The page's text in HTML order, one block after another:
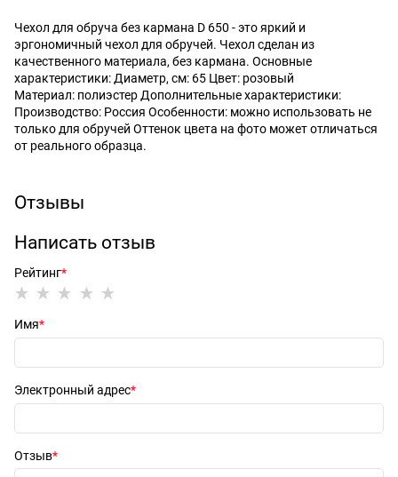
Чехол для обруча без кармана D 650 - это яркий и
эргономичный чехол для обручей. Чехол сделан из
качественного материала, без кармана. Основные
характеристики: Диаметр, см: 65 Цвет: розовый
Материал: полиэстер Дополнительные характеристики:
Производство: Россия Особенности: можно использовать не
только для обручей Оттенок цвета на фото может отличаться
от реального образца.
Отзывы
Написать отзыв
Рейтинг
Имя
Электронный адрес
Отзыв